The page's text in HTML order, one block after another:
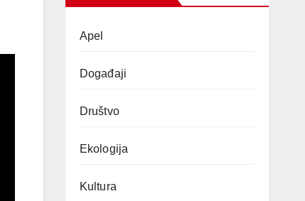
Apel
Događaji
Društvo
Ekologija
Kultura